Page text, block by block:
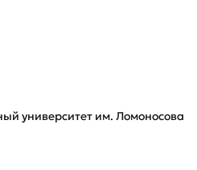
университет им. Ломоносова